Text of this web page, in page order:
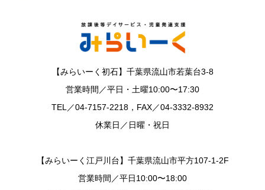
【みらいーく初石】千葉県流山市若葉台3-8
営業時間／平日・土曜10:00〜17:30
TEL／04-7157-2218，FAX／04-3332-8932
休業日／日曜・祝日
【みらいーく江戸川台】千葉県流山市平方107-1-2F
営業時間／平日10:00〜18:00